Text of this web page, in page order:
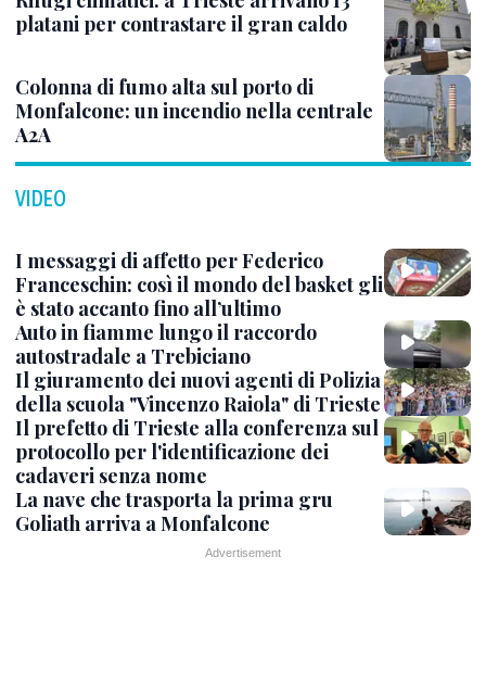
platani per contrastare il gran caldo
Colonna di fumo alta sul porto di
Monfalcone: un incendio nella centrale
A2A
VIDEO
I messaggi di affetto per Federico
Franceschin: così il mondo del basket gli
è stato accanto fino all’ultimo
Auto in fiamme lungo il raccordo
autostradale a Trebiciano
Il giuramento dei nuovi agenti di Polizia
della scuola "Vincenzo Raiola" di Trieste
Il prefetto di Trieste alla conferenza sul
protocollo per l'identificazione dei
cadaveri senza nome
La nave che trasporta la prima gru
Goliath arriva a Monfalcone